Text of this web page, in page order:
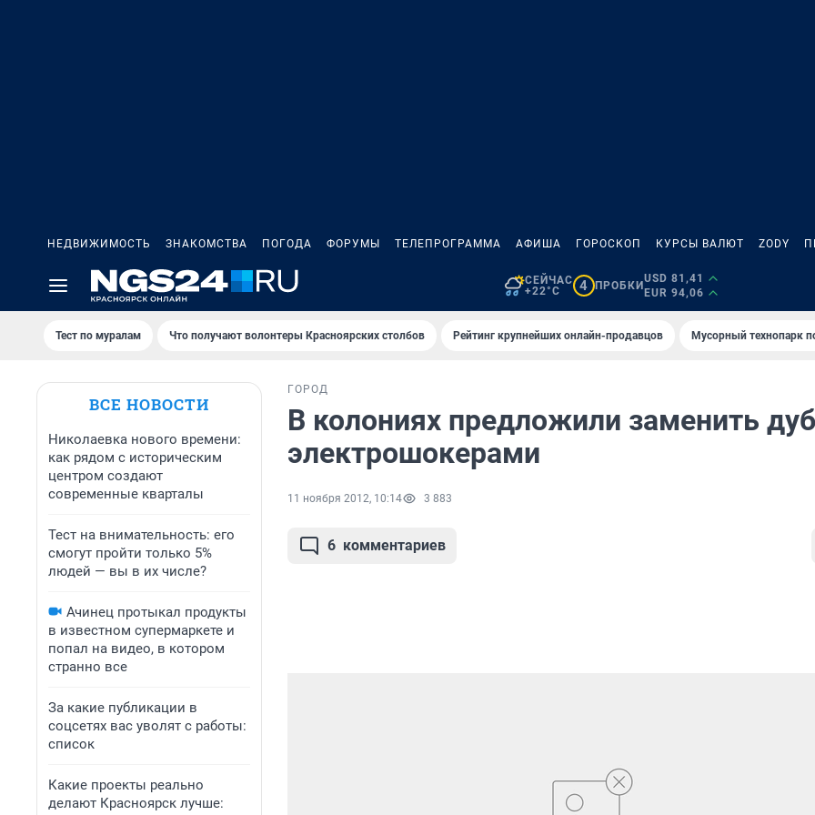
НЕДВИЖИМОСТЬ ЗНАКОМСТВА ПОГОДА ФОРУМЫ ТЕЛЕПРОГРАММА АФИША ГОРОСКОП КУРСЫ ВАЛЮТ ZODY
СЕЙЧАС
+22°C
4 ПРОБКИ
USD 81,41
EUR 94,06
Тест по мурaлaм Что получают волонтеры Красноярских столбов Рейтинг крупнейших онлайн-продавцов Мусорный технопарк
ВСЕ НОВОСТИ
Николаевка нового времени:
как рядом с историческим
центром создают
современные кварталы
Тест на внимательность: его
смогут пройти только 5%
людей — вы в их числе?
Ачинец протыкал продукты
в известном супермаркете и
попал на видео, в котором
странно все
За какие публикации в
соцсетях вас уволят с работы:
список
Какие проекты реально
делают Красноярск лучше:
ГОРОД
В колониях предложили заменить
электрошокерами
11 ноября 2012, 10:14 3 883
6 комментариев